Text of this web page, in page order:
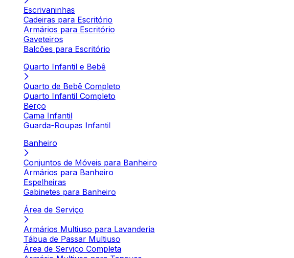
Escrivaninhas
Cadeiras para Escritório
Armários para Escritório
Gaveteiros
Balcões para Escritório
Quarto Infantil e Bebê
Quarto de Bebê Completo
Quarto Infantil Completo
Berço
Cama Infantil
Guarda-Roupas Infantil
Banheiro
Conjuntos de Móveis para Banheiro
Armários para Banheiro
Espelheiras
Gabinetes para Banheiro
Área de Serviço
Armários Multiuso para Lavanderia
Tábua de Passar Multiuso
Área de Serviço Completa